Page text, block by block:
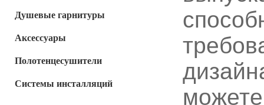
Душевые гарнитуры
Аксессуары
Полотенцесушители
Системы инсталляций